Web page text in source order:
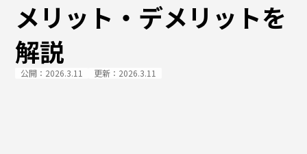
メリット・デメリットを
解説
公開：2026.3.11 更新：2026.3.11